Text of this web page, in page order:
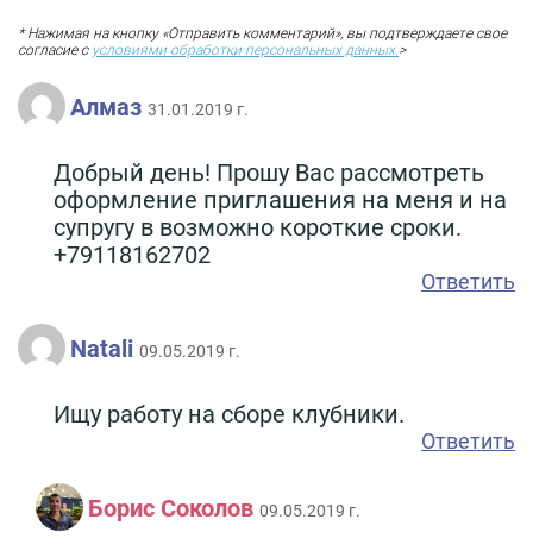
* Нажимая на кнопку «Отправить комментарий», вы подтверждаете свое
согласие с условиями обработки персональных данных. >
Алмаз 31.01.2019 г.
Добрый день! Прошу Вас рассмотреть
оформление приглашения на меня и на
супругу в возможно короткие сроки.
+79118162702
Ответить
Natali 09.05.2019 г.
Ищу работу на сборе клубники.
Ответить
Борис Соколов 09.05.2019 г.